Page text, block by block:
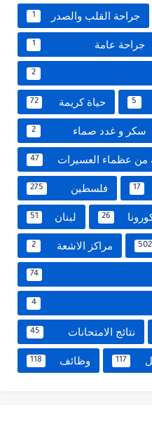
جراحة القلب والصدر 1
جراحة عامة 1
2
5 حياة كريمة 72
سكر و غدد صماء 2
عظماء العسيرات 47
17 فلسطين 275
26 لبنان 51
مراكز الاشعة 2
74
4
نتائج الامتحانات 45
117 وظائف 118